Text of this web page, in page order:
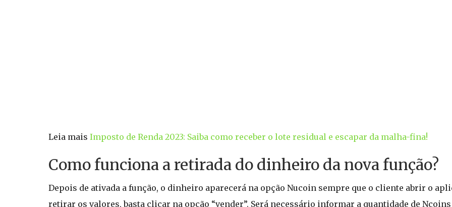
Leia mais Imposto de Renda 2023: Saiba como receber o lote residual e escapar da malha-fina!
Como funciona a retirada do dinheiro da nova função?
Depois de ativada a função, o dinheiro aparecerá na opção Nucoin sempre que o cliente abrir o
retirar os valores, basta clicar na opção “vender”. Será necessário informar a quantidade de Ncoins